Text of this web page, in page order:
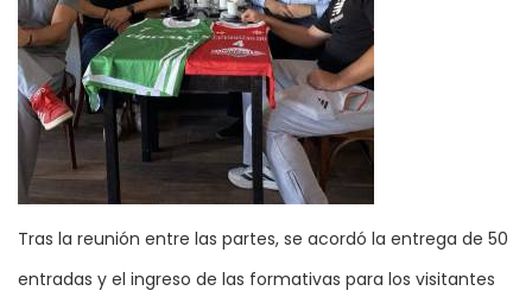
Tras la reunión entre las partes, se acordó la entrega de 50
entradas y el ingreso de las formativas para los visitantes